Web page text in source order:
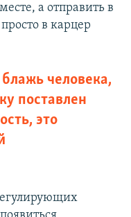
а отправить в
в карцер
человека,
поставлен
это